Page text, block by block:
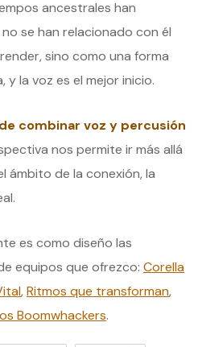
ancestrales han
se han relacionado con él
sino como una forma
y la voz es el mejor inicio.
combinar voz y percusión
nos permite ir más allá
ámbito de la conexión, la
es como diseño las
equipos que ofrezco: Corella
, Ritmos que transforman,
Boomwhackers.